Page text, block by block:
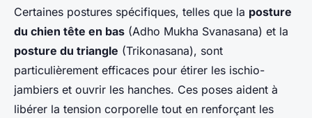
Certaines postures spécifiques, telles que la posture
du chien tête en bas (Adho Mukha Svanasana) et la
posture du triangle (Trikonasana), sont
particulièrement efficaces pour étirer les ischio-
jambiers et ouvrir les hanches. Ces poses aident à
libérer la tension corporelle tout en renforçant les